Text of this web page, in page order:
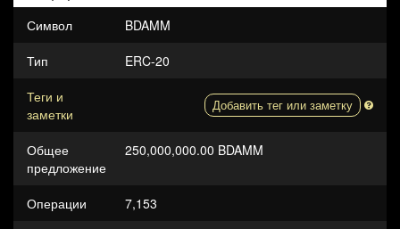
Символ
BDAMM
Тип
ERC-20
Теги и
заметки
Добавить тег или заметку
Общее
предложение
250,000,000.00 BDAMM
Операции
7,153